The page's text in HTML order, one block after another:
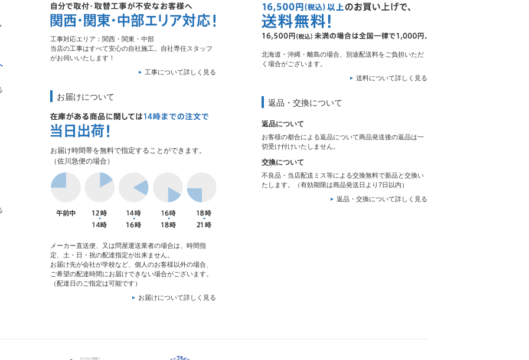
工事対応エリア：関西・関東・中部
当店の工事はすべて安心の自社施工。自社専任スタッフ
がお伺いいたします！
工事について詳しく見る
お届けについて
お届け時間帯を無料で指定することができます。
（佐川急便の場合）
メーカー直送便、又は問屋運送業者の場合は、時間指
定、土・日・祝の配達指定が出来ません。
お届け先が会社が学校など、個人のお客様以外の場合、
ご希望の配達時間にお届けできない場合がございます。
（配達日のご指定は可能です）
お届けについて詳しく見る
北海道・沖縄・離島の場合、別途配送料をご負担いただ
く場合がございます。
送料について詳しく見る
返品・交換について
返品について
お客様の都合による返品について商品発送後の返品は一
切受け付けいたしません。
交換について
不良品・当店配送ミス等による交換無料で新品と交換い
たします。（有効期限は商品発送日より7日以内）
返品・交換について詳しく見る